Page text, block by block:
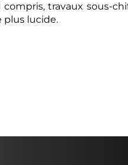
travaux sous-
lucide.